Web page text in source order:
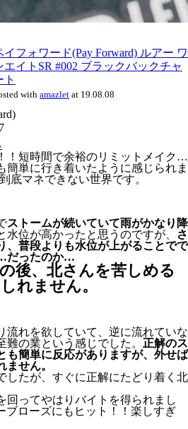
イフォワード(Pay Forward) ルアー ワ
エイトSR #002 ブラックバックチャ
ト
with amazlet at 19.08.08
！短時間で余裕のリミットメイク…
簡単に行き着いたように感じられま
底マネできない世界です。
ストームが続いていて雨がかなり降
水位が高かったと思うのですが、
さ
、普段よりも水位が上がることでで
だったのか…
後、北さんを苦しめる
れません。
流れを欲していて、逆に流れていな
の業という感じでした。 正解のス
も簡単に反応がありますが、外せば
ません。
したが、すぐに正解にたどり着く北
回ってやはりバイトを得られまし
ブローズにもヒット！！楽しすぎ